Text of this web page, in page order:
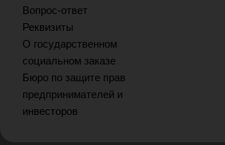
Вопрос-ответ
Реквизиты
О государственном
социальном заказе
Бюро по защите прав
предпринимателей и
инвесторов